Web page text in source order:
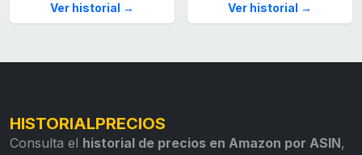
Ver historial →
Ver historial →
HISTORIALPRECIOS
Consulta el historial de precios en Amazon por ASIN,